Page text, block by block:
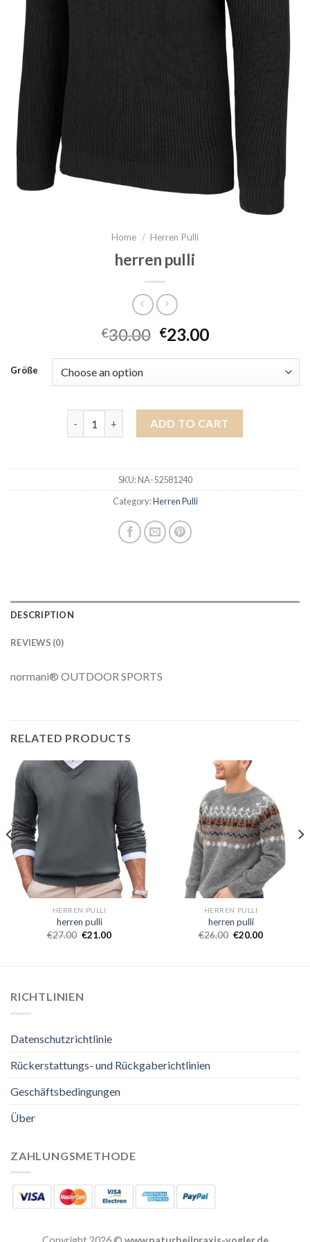
Home / Herren Pulli
herren pulli
€30.00 €23.00
Größe
ADD TO CART
SKU:NA-52581240
Category:Herren Pulli
DESCRIPTION
REVIEWS (0)
normani® OUTDOOR SPORTS
RELATED PRODUCTS
HERREN PULLI
herren pulli
€27.00 €21.00
HERREN PULLI
herren pulli
€26.00 €20.00
RICHTLINIEN
Datenschutzrichtlinie
Rückerstattungs- und Rückgaberichtlinien
Geschäftsbedingungen
Über
ZAHLUNGSMETHODE